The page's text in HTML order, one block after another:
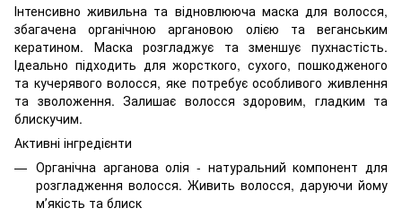
Інтенсивно живильна та відновлююча маска для волосся,
збагачена органічною аргановою олією та веганським
кератином. Маска розгладжує та зменшує пухнастість.
Ідеально підходить для жорсткого, сухого, пошкодженого
та кучерявого волосся, яке потребує особливого живлення
та зволоження. Залишає волосся здоровим, гладким та
блискучим.
Активні інгредієнти
Органічна арганова олія - натуральний компонент для
розгладження волосся. Живить волосся, даруючи йому
мʼякість та блиск